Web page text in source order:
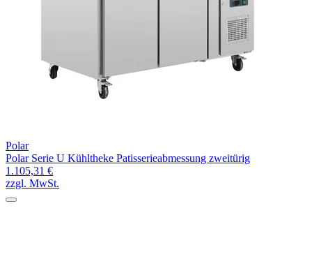
Polar
Polar Serie U Kühltheke Patisserieabmessung zweitürig
1.105,31 €
zzgl. MwSt.